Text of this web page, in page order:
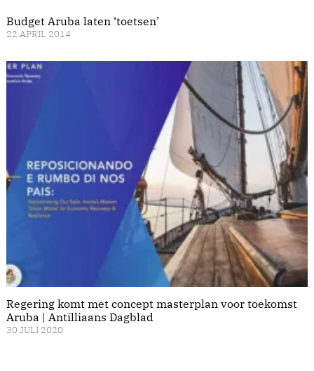
Budget Aruba laten ‘toetsen’
22 APRIL 2014
Regering komt met concept masterplan voor toekomst
Aruba | Antilliaans Dagblad
30 JULI 2020